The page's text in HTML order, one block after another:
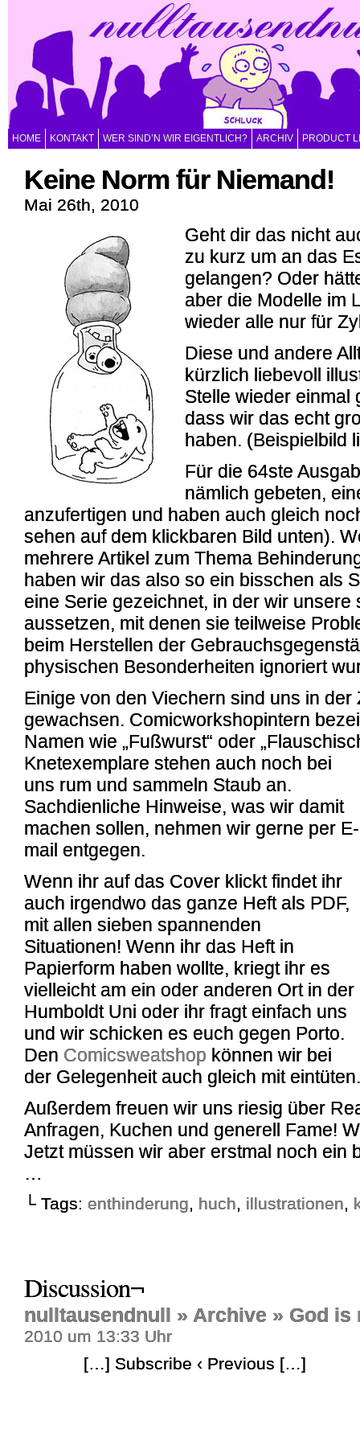
HOME KONTAKT WER SIND’N WIR EIGENTLICH? ARCHIV PRODUCT
Keine Norm für Niemand!
Mai 26th, 2010
Geht dir das nicht
zu kurz um an das
gelangen? Oder
aber die Modelle im
wieder alle nur für
Diese und andere
kürzlich liebevoll
Stelle wieder einmal
dass wir das echt
haben. (Beispielbild
Für die 64ste
nämlich gebeten,
anzufertigen und haben auch gleich
sehen auf dem klickbaren Bild unten).
mehrere Artikel zum Thema
haben wir das also so ein bisschen als
eine Serie gezeichnet, in der wir unsere
aussetzen, mit denen sie teilweise
beim Herstellen der
physischen Besonderheiten ignoriert
Einige von den Viechern sind uns in
gewachsen. Comicworkshopintern
Namen wie „Fußwurst“ oder
Knetexemplare stehen auch noch bei
uns rum und sammeln Staub an.
Sachdienliche Hinweise, was wir damit
machen sollen, nehmen wir gerne per E-
mail entgegen.
Wenn ihr auf das Cover klickt findet ihr
auch irgendwo das ganze Heft als PDF,
mit allen sieben spannenden
Situationen! Wenn ihr das Heft in
Papierform haben wollte, kriegt ihr es
vielleicht am ein oder anderen Ort in der
Humboldt Uni oder ihr fragt einfach uns
und wir schicken es euch gegen Porto.
Den Comicsweatshop können wir bei
der Gelegenheit auch gleich mit eintüten.
Außerdem freuen wir uns riesig über
Anfragen, Kuchen und generell Fame!
Jetzt müssen wir aber erstmal noch ein
…
└ Tags: enthinderung, huch, illustrationen,
Discussion¬
nulltausendnull » Archive » God is
2010 um 13:33 Uhr
[…] Subscribe ‹ Previous […]